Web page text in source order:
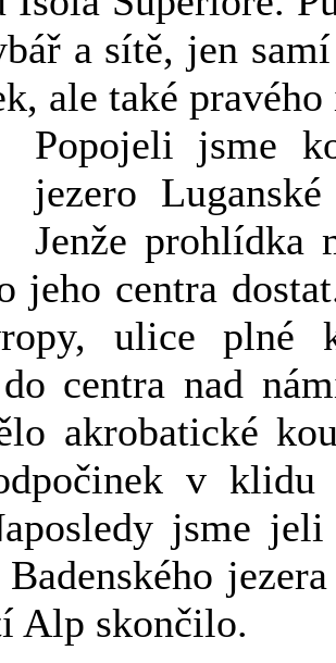
a sítě, jen
ale také
Popojeli jsme
jezero
Jenže prohlídka
jeho centra
ulice plné
centra nad
akrobatické
v klidu
jsme
Badenského
Alp skončilo.